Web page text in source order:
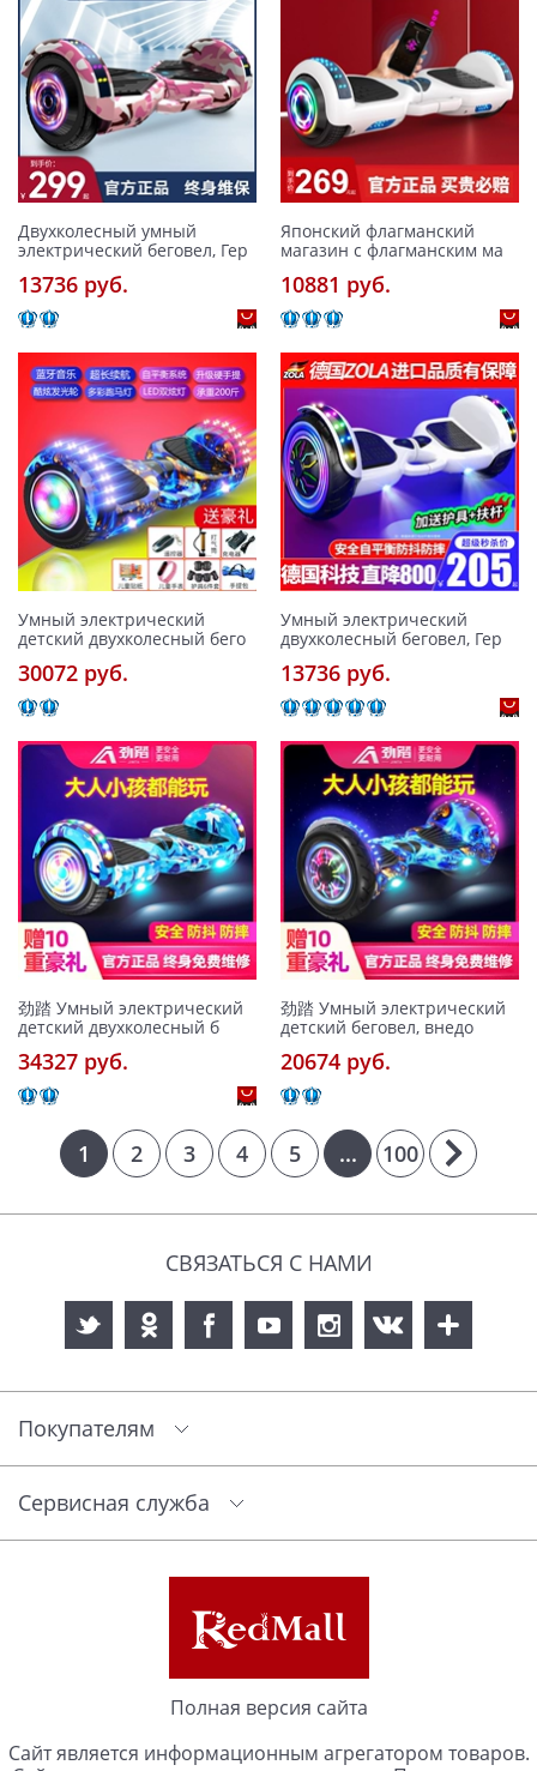
Двухколесный умный
электрический беговел, Гер
13736 pуб.
Японский флагманский
магазин с флагманским ма
10881 pуб.
Умный электрический
детский двухколесный бего
30072 pуб.
Умный электрический
двухколесный беговел, Гер
13736 pуб.
劲踏 Умный электрический
детский двухколесный б
34327 pуб.
劲踏 Умный электрический
детский беговел, внедо
20674 pуб.
1 2 3 4 5 ... 100
СВЯЗАТЬСЯ С НАМИ
Покупателям
Сервисная служба
Полная версия сайта
Сайт является информационным агрегатором товаров.